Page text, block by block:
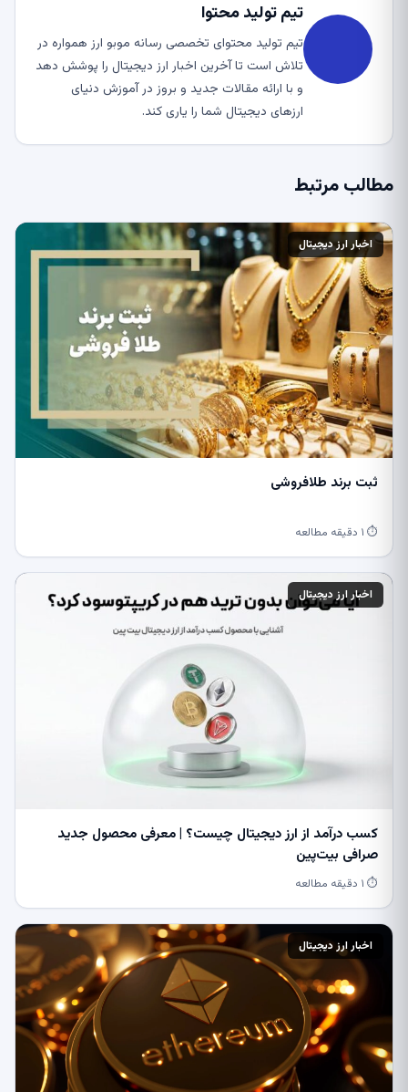
تیم تولید محتوا
تیم تولید محتوای تخصصی رسانه موبو ارز همواره در
تلاش است تا آخرین اخبار ارز دیجیتال را پوشش دهد
و با ارائه مقالات جدید و بروز در آموزش دنیای
ارزهای دیجیتال شما را یاری کند.
مطالب مرتبط
اخبار ارز دیجیتال
ثبت برند طلافروشی
⏱ ۱ دقیقه مطالعه
اخبار ارز دیجیتال
کسب درآمد از ارز دیجیتال چیست؟ | معرفی محصول جدید
صرافی بیت‌پین
⏱ ۱ دقیقه مطالعه
اخبار ارز دیجیتال